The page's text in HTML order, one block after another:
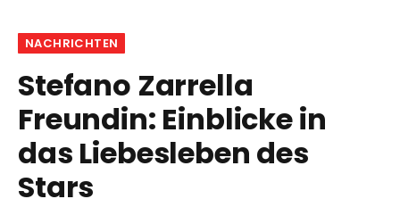
NACHRICHTEN
Stefano Zarrella
Freundin: Einblicke in
das Liebesleben des
Stars